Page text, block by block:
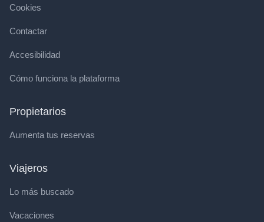
Cookies
Contactar
Accesibilidad
Cómo funciona la plataforma
Propietarios
Aumenta tus reservas
Viajeros
Lo más buscado
Vacaciones